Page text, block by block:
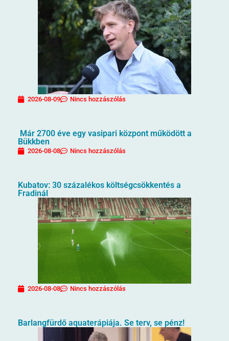
2026-08-09 Nincs hozzászólás
Már 2700 éve egy vasipari központ működött a
Bükkben
2026-08-08 Nincs hozzászólás
Kubatov: 30 százalékos költségcsökkentés a
Fradinál
2026-08-08 Nincs hozzászólás
Barlangfürdő aquaterápiája. Se terv, se pénz!